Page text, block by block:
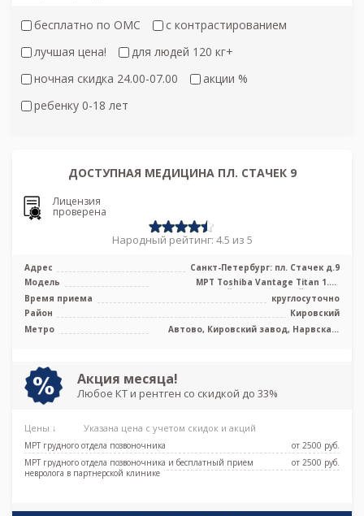
бесплатно по ОМС
с контрастированием
лучшая цена!
для людей 120 кг+
ночная скидка 24.00-07.00
акции %
ребенку 0-18 лет
ДОСТУПНАЯ МЕДИЦИНА ПЛ. СТАЧЕК 9
Лицензия
проверена
Народный рейтинг: 4.5 из 5
Адрес
Санкт-Петербург: пл. Стачек д.9
Модель
МРТ Toshiba Vantage Titan 1.5T
высокопольный полуоткрытый тип, КТ
Tosh ...
Время приема
круглосуточно
Район
Кировский
Метро
Автово, Кировский завод, Нарвская,
Акция месяца!
Любое КТ и рентген со скидкой до 33%
Цены ↓ Указана цена с учетом скидок и акций
МРТ грудного отдела позвоночника
от 2500 pуб.
МРТ грудного отдела позвоночника и бесплатный прием
невролога в партнерской клинике
от 2500 pуб.